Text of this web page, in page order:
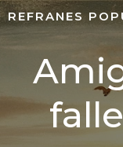
REFRANES